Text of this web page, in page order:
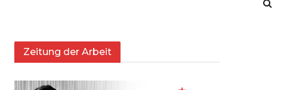
Zeitung der Arbeit